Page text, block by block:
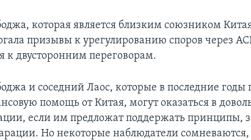
которая является близким союзником
призывы к урегулированию споров через
к двусторонним переговорам.
и соседний Лаос, которые в последние годы
помощь от Китая, могут оказаться в
если им предложат поддержать принципы,
Но некоторые наблюдатели сомневаются,